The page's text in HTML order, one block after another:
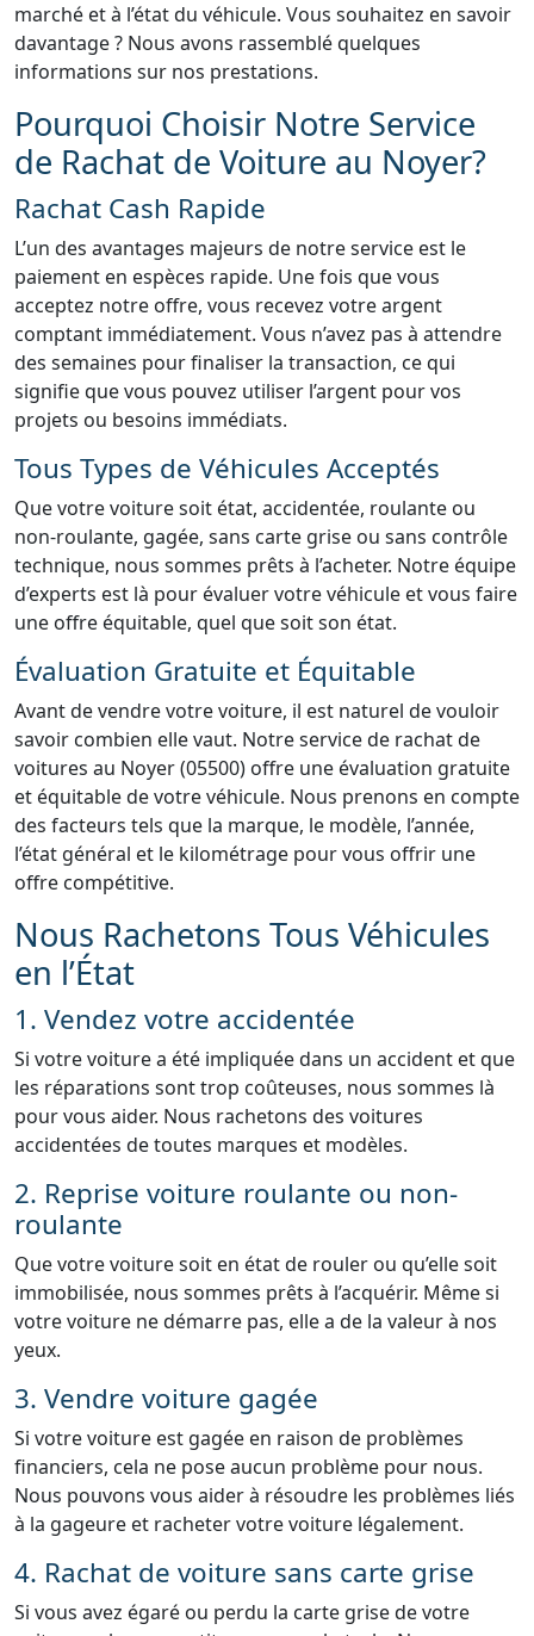
marché et à l’état du véhicule. Vous souhaitez en savoir
davantage ? Nous avons rassemblé quelques
informations sur nos prestations.
Pourquoi Choisir Notre Service
de Rachat de Voiture au Noyer?
Rachat Cash Rapide
L’un des avantages majeurs de notre service est le
paiement en espèces rapide. Une fois que vous
acceptez notre offre, vous recevez votre argent
comptant immédiatement. Vous n’avez pas à attendre
des semaines pour finaliser la transaction, ce qui
signifie que vous pouvez utiliser l’argent pour vos
projets ou besoins immédiats.
Tous Types de Véhicules Acceptés
Que votre voiture soit état, accidentée, roulante ou
non-roulante, gagée, sans carte grise ou sans contrôle
technique, nous sommes prêts à l’acheter. Notre équipe
d’experts est là pour évaluer votre véhicule et vous faire
une offre équitable, quel que soit son état.
Évaluation Gratuite et Équitable
Avant de vendre votre voiture, il est naturel de vouloir
savoir combien elle vaut. Notre service de rachat de
voitures au Noyer (05500) offre une évaluation gratuite
et équitable de votre véhicule. Nous prenons en compte
des facteurs tels que la marque, le modèle, l’année,
l’état général et le kilométrage pour vous offrir une
offre compétitive.
Nous Rachetons Tous Véhicules
en l’État
1. Vendez votre accidentée
Si votre voiture a été impliquée dans un accident et que
les réparations sont trop coûteuses, nous sommes là
pour vous aider. Nous rachetons des voitures
accidentées de toutes marques et modèles.
2. Reprise voiture roulante ou non-
roulante
Que votre voiture soit en état de rouler ou qu’elle soit
immobilisée, nous sommes prêts à l’acquérir. Même si
votre voiture ne démarre pas, elle a de la valeur à nos
yeux.
3. Vendre voiture gagée
Si votre voiture est gagée en raison de problèmes
financiers, cela ne pose aucun problème pour nous.
Nous pouvons vous aider à résoudre les problèmes liés
à la gageure et racheter votre voiture légalement.
4. Rachat de voiture sans carte grise
Si vous avez égaré ou perdu la carte grise de votre